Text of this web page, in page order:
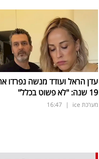
עדן הראל ועודד מנשה נפרדו
19 שנה: "לא פשוט בכלל"
מערכת ice |
16:47